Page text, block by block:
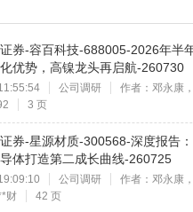
券-容百科技-688005-2026年半
优势，高镍龙头再启航-260730
公司调研 作者：邓永康
3 页
券-星源材质-300568-深度报告
体打造第二成长曲线-260725
公司调研 作者：邓永康
财
42 页